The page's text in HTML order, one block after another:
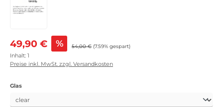
Verkaufspreis:
49,90 € % Regulärer Preis:
54,00 € (7.59% gespart)
Inhalt: 1
Preise inkl. MwSt. zzgl. Versandkosten
Glasauswählen